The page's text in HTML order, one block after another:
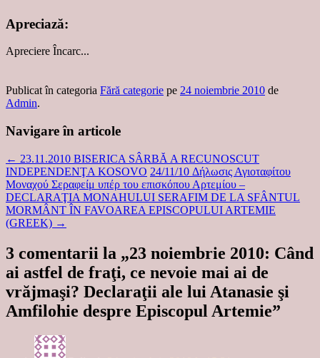
Apreciază:
Apreciere Încarc...
Publicat în categoria Fără categorie pe 24 noiembrie 2010 de
Admin.
Navigare în articole
← 23.11.2010 BISERICA SÂRBĂ A RECUNOSCUT
INDEPENDENŢA KOSOVO 24/11/10 Δήλωσις Αγιοταφίτου
Μοναχού Σεραφείμ υπέρ του επισκόπου Αρτεμίου –
DECLARAŢIA MONAHULUI SERAFIM DE LA SFÂNTUL
MORMÂNT ÎN FAVOAREA EPISCOPULUI ARTEMIE
(GREEK) →
3 comentarii la „23 noiembrie 2010: Când
ai astfel de fraţi, ce nevoie mai ai de
vrăjmaşi? Declaraţii ale lui Atanasie şi
Amfilohie despre Episcopul Artemie”